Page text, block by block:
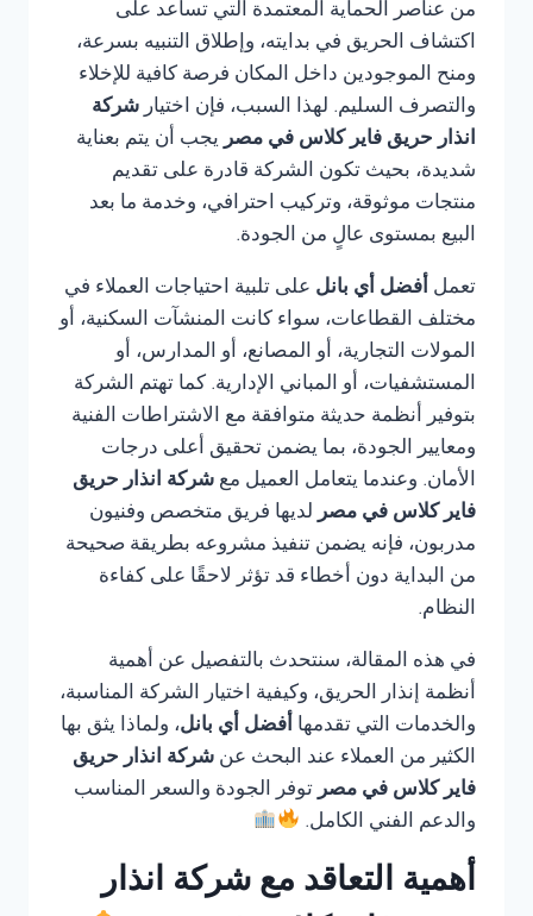
من عناصر الحماية المعتمدة التي تساعد على
اكتشاف الحريق في بدايته، وإطلاق التنبيه بسرعة،
ومنح الموجودين داخل المكان فرصة كافية للإخلاء
والتصرف السليم. لهذا السبب، فإن اختيار شركة
انذار حريق فاير كلاس في مصر يجب أن يتم بعناية
شديدة، بحيث تكون الشركة قادرة على تقديم
منتجات موثوقة، وتركيب احترافي، وخدمة ما بعد
البيع بمستوى عالٍ من الجودة.
تعمل أفضل أي بانل على تلبية احتياجات العملاء في
مختلف القطاعات، سواء كانت المنشآت السكنية، أو
المولات التجارية، أو المصانع، أو المدارس، أو
المستشفيات، أو المباني الإدارية. كما تهتم الشركة
بتوفير أنظمة حديثة متوافقة مع الاشتراطات الفنية
ومعايير الجودة، بما يضمن تحقيق أعلى درجات
الأمان. وعندما يتعامل العميل مع شركة انذار حريق
فاير كلاس في مصر لديها فريق متخصص وفنيون
مدربون، فإنه يضمن تنفيذ مشروعه بطريقة صحيحة
من البداية دون أخطاء قد تؤثر لاحقًا على كفاءة
النظام.
في هذه المقالة، سنتحدث بالتفصيل عن أهمية
أنظمة إنذار الحريق، وكيفية اختيار الشركة المناسبة،
والخدمات التي تقدمها أفضل أي بانل، ولماذا يثق بها
الكثير من العملاء عند البحث عن شركة انذار حريق
فاير كلاس في مصر توفر الجودة والسعر المناسب
والدعم الفني الكامل.
أهمية التعاقد مع شركة انذار